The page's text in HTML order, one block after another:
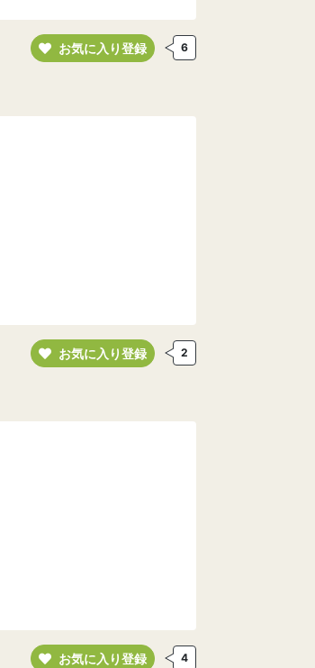
お気に入り登録 6
お気に入り登録 2
お気に入り登録 4